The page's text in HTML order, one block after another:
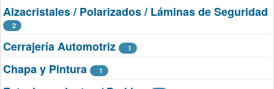
Alzacristales / Polarizados / Láminas de Seguridad
2
Cerrajería Automotriz 1
Chapa y Pintura 1